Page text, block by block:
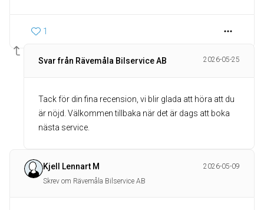
1
Svar från Rävemåla Bilservice AB 2026-05-25
Tack för din fina recension, vi blir glada att höra att du
är nöjd. Välkommen tillbaka när det är dags att boka
nästa service.
Kjell Lennart M
2026-05-09
Skrev om Rävemåla Bilservice AB